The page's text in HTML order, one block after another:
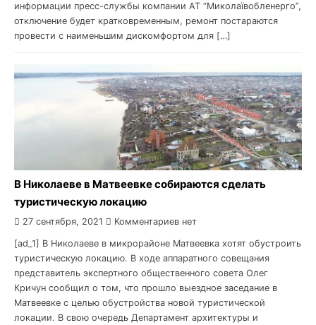
информации пресс-службы компании АТ “Миколаївобленерго”,
отключение будет кратковременным, ремонт постараются
провести с наименьшим дискомфортом для […]
В Николаеве в Матвеевке собираются сделать
туристическую локацию
27 сентября, 2021 Комментариев нет
[ad_1] В Николаеве в микрорайоне Матвеевка хотят обустроить
туристическую локацию. В ходе аппаратного совещания
представитель экспертного общественного совета Олег
Кричун сообщил о том, что прошло выездное заседание в
Матвеевке с целью обустройства новой туристической
локации. В свою очередь Департамент архитектуры и